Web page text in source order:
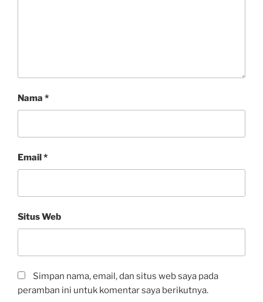
Nama *
Email*
Situs Web
Simpan nama, email, dan situs web saya pada
peramban ini untuk komentar saya berikutnya.